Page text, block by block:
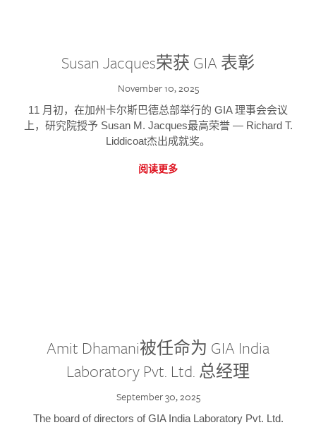
Susan Jacques荣获 GIA 表彰
November 10, 2025
11 月初，在加州卡尔斯巴德总部举行的 GIA 理事会会议
上，研究院授予 Susan M. Jacques最高荣誉 — Richard T.
Liddicoat杰出成就奖。
阅读更多
Amit Dhamani被任命为 GIA India
Laboratory Pvt. Ltd. 总经理
September 30, 2025
The board of directors of GIA India Laboratory Pvt. Ltd.